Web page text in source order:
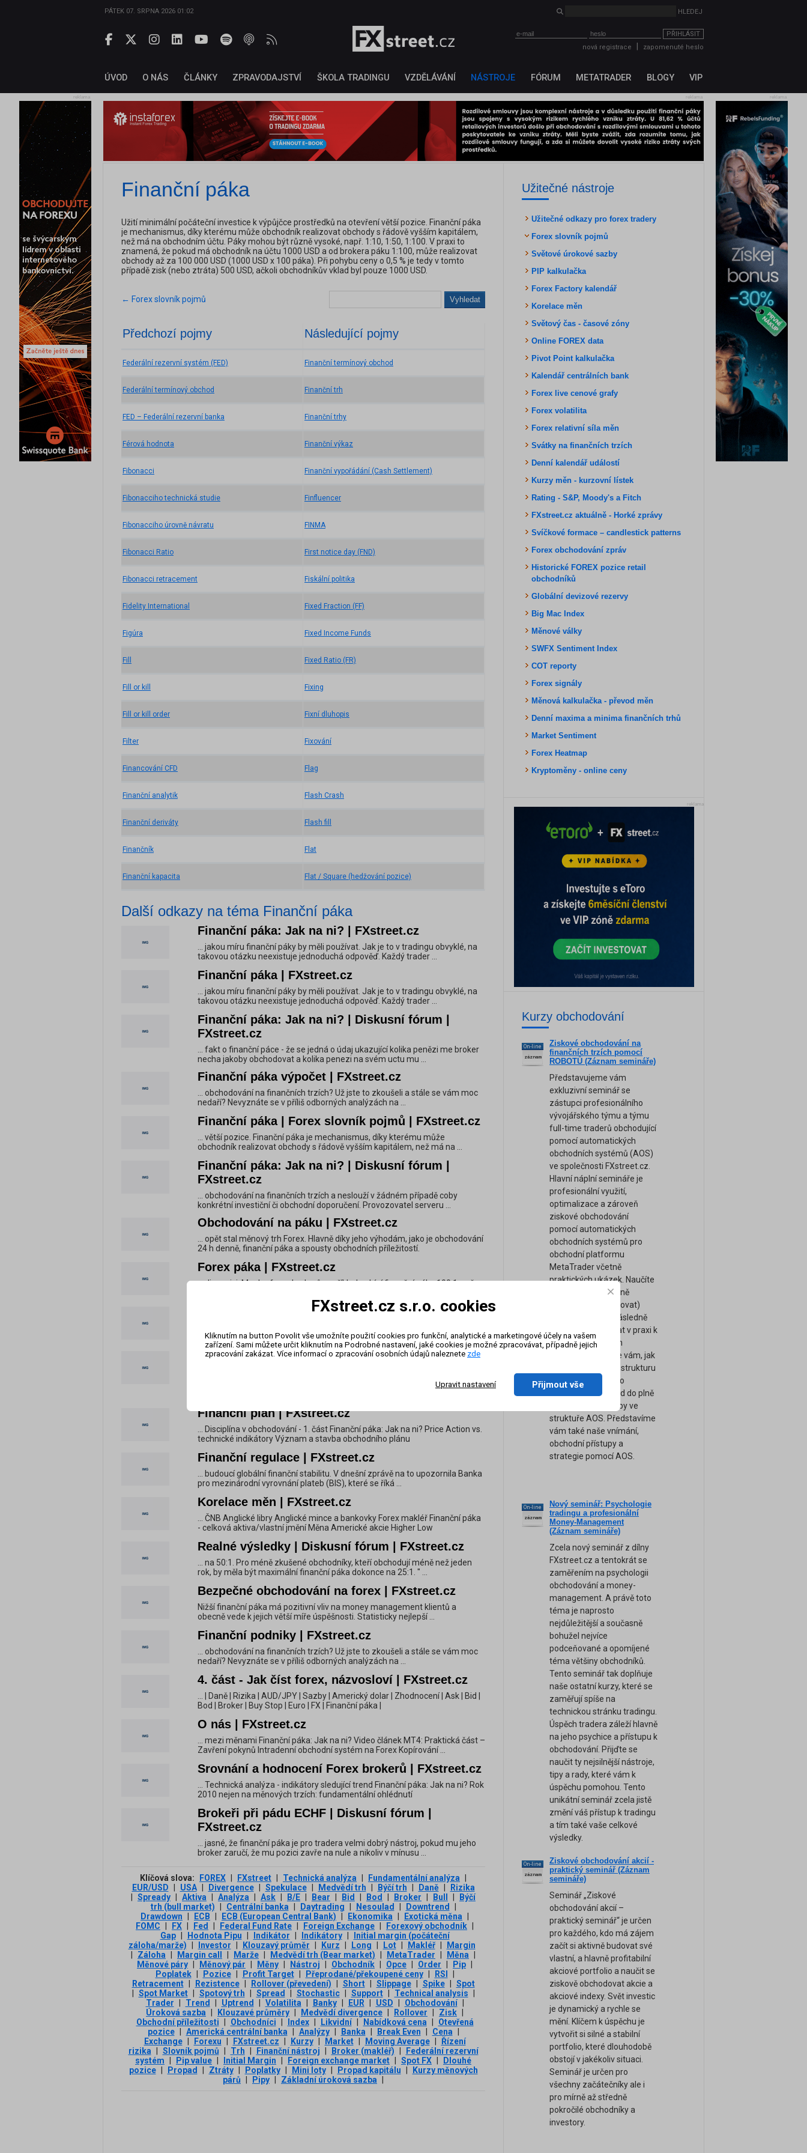
PÁTEK 07. SRPNA 2026 01:02
PŘIHLÁSIT
nová registrace
zapomenuté heslo
ÚVOD O NÁS ČLÁNKY ZPRAVODAJSTVÍ ŠKOLA TRADINGU VZDĚLÁVÁNÍ NÁSTROJE FÓRUM METATRADER BLOGY VIP
reklama reklama
reklama
Finanční páka
Užití minimální počáteční investice k výpůjčce prostředků na otevření větší pozice. Finanční páka
je mechanismus, díky kterému může obchodník realizovat obchody s řádově vyšším kapitálem,
než má na obchodním účtu. Páky mohou být různě vysoké, např. 1:10, 1:50, 1:100. V praxi to
znamená, že pokud má obchodník na účtu 1000 USD a od brokera páku 1:100, může realizovat
obchody až za 100 000 USD (1000 USD x 100 páka). Při pohybu ceny o 0,5 % je tedy v tomto
případě zisk (nebo ztráta) 500 USD, ačkoli obchodníkův vklad byl pouze 1000 USD.
← Forex slovník pojmů Vyhledat
Předchozí pojmy
Federální rezervní systém (FED)
Federální termínový obchod
FED – Federální rezervní banka
Férová hodnota
Fibonacci
Fibonacciho technická studie
Fibonacciho úrovně návratu
Fibonacci Ratio
Fibonacci retracement
Fidelity International
Figúra
Fill
Fill or kill
Fill or kill order
Filter
Financování CFD
Finanční analytik
Finanční deriváty
Finančník
Finanční kapacita
Následující pojmy
Finanční termínový obchod
Finanční trh
Finanční trhy
Finanční výkaz
Finanční vypořádání (Cash Settlement)
Finfluencer
FINMA
First notice day (FND)
Fiskální politika
Fixed Fraction (FF)
Fixed Income Funds
Fixed Ratio (FR)
Fixing
Fixní dluhopis
Fixování
Flag
Flash Crash
Flash fill
Flat
Flat / Square (hedžování pozice)
Další odkazy na téma Finanční páka
Finanční páka: Jak na ni? | FXstreet.cz
... jakou míru finanční páky by měli používat. Jak je to v tradingu obvyklé, na
takovou otázku neexistuje jednoduchá odpověď. Každý trader ...
Finanční páka | FXstreet.cz
... jakou míru finanční páky by měli používat. Jak je to v tradingu obvyklé, na
takovou otázku neexistuje jednoduchá odpověď. Každý trader ...
Finanční páka: Jak na ni? | Diskusní fórum |
FXstreet.cz
... fakt o finanční páce - že se jedná o údaj ukazující kolika penězi me broker
necha jakoby obchodovat a kolika penezi na svém uctu mu ...
Finanční páka výpočet | FXstreet.cz
... obchodování na finančních trzích? Už jste to zkoušeli a stále se vám moc
nedaří? Nevyznáte se v příliš odborných analýzách na ...
Finanční páka | Forex slovník pojmů | FXstreet.cz
... větší pozice. Finanční páka je mechanismus, díky kterému může
obchodník realizovat obchody s řádově vyšším kapitálem, než má na ...
Finanční páka: Jak na ni? | Diskusní fórum |
FXstreet.cz
... obchodování na finančních trzích a neslouží v žádném případě coby
konkrétní investiční či obchodní doporučení. Provozovatel serveru ...
Obchodování na páku | FXstreet.cz
... opět stal měnový trh Forex. Hlavně díky jeho výhodám, jako je obchodování
24 h denně, finanční páka a spousty obchodních příležitostí.
Forex páka | FXstreet.cz
... dispozici. Mnoho forex brokerů například nabízí finanční páku 100:1, což v
Finanční rizika | FXstreet.cz
záležet na časovém intervalu grafu, který sledujete, na tom jakou ...
Cysec nařídil brokerům konec bonusů a omezení
... jakou míru finanční páky by měli používat. Jak je to v tradingu obvyklé, na
Finanční plán | FXstreet.cz
... Disciplína v obchodování - 1. část Finanční páka: Jak na ni? Price Action vs.
technické indikátory Význam a stavba obchodního plánu
Finanční regulace | FXstreet.cz
... budoucí globální finanční stabilitu. V dnešní zprávě na to upozornila Banka
pro mezinárodní vyrovnání plateb (BIS), které se říká ...
Korelace měn | FXstreet.cz
... ČNB Anglické libry Anglické mince a bankovky Forex makléř Finanční páka
- celková aktiva/vlastní jmění Měna Americké akcie Higher Low
Realné výsledky | Diskusní fórum | FXstreet.cz
... na 50:1. Pro méně zkušené obchodníky, kteří obchodují méně než jeden
rok, by měla být maximální finanční páka dokonce na 25:1. " ...
Bezpečné obchodování na forex | FXstreet.cz
Nižší finanční páka má pozitivní vliv na money management klientů a
obecně vede k jejich větší míře úspěšnosti. Statisticky nejlepší ...
Finanční podniky | FXstreet.cz
... obchodování na finančních trzích? Už jste to zkoušeli a stále se vám moc
nedaří? Nevyznáte se v příliš odborných analýzách na ...
4. část - Jak číst forex, názvosloví | FXstreet.cz
... | Daně | Rizika | AUD/JPY | Sazby | Americký dolar | Zhodnocení | Ask | Bid |
Bod | Broker | Buy Stop | Euro | FX | Finanční páka |
O nás | FXstreet.cz
... mezi měnami Finanční páka: Jak na ni? Video článek MT4: Praktická část –
Zavření pokynů Intradenní obchodní systém na Forex Kopírování ...
Srovnání a hodnocení Forex brokerů | FXstreet.cz
... Technická analýza - indikátory sledující trend Finanční páka: Jak na ni? Rok
2010 nejen na měnových trzích: fundamentální ohlédnutí
Brokeři při pádu ECHF | Diskusní fórum |
FXstreet.cz
... jasné, že finanční páka je pro tradera velmi dobrý nástroj, pokud mu jeho
broker zaručí, že mu pozici zavře na nule a nikoliv v mínusu ...
Klíčová slova: FOREX FXstreet Technická analýza Fundamentální analýza
EUR/USD
USA Divergence Spekulace Medvědí trh Býčí trh Daně
Rizika
Spready Aktiva Analýza Ask B/E Bear Bid Bod Broker Bull
Býčí
trh (bull market)
Centrální banka Daytrading Nesoulad Downtrend
Drawdown
ECB ECB (European Central Bank) Ekonomika Exotická měna
FOMC
FX Fed Federal Fund Rate Foreign Exchange Forexový obchodník
Gap
Hodnota Pipu Indikátor Indikátory
Initial margin (počáteční
záloha/marže)
Investor Klouzavý průměr Kurz Long Lot Makléř
Margin
Záloha Margin call Marže Medvědí trh (Bear market) MetaTrader Měna
Měnové páry
Měnový pár Měny Nástroj Obchodník Opce Order Pip
Poplatek
Pozice Profit Target Přeprodané/překoupené ceny RSI
Retracement
Rezistence Rollover (převedení) Short Slippage Spike
Spot
Spot Market Spotový trh Spread Stochastic Support Technical analysis
Trader
Trend Uptrend Volatilita Banky EUR USD Obchodování
Úroková sazba
Klouzavé průměry Medvědí divergence Rollover Zisk
Obchodní příležitosti
Obchodníci Index Likvidní Nabídková cena
Otevřená
pozice
Americká centrální banka Analýzy Banka Break Even Cena
Exchange
Forexu FXstreet.cz Kurzy Market Moving Average
Řízení
rizika
Slovník pojmů Trh Finanční nástroj Broker (makléř)
Federální rezervní
systém
Pip value Initial Margin Foreign exchange market Spot FX
Dlouhé
pozice
Propad Ztráty Poplatky Mini loty Propad kapitálu
Kurzy měnových
párů
Pipy Základní úroková sazba
Užitečné nástroje
Užitečné odkazy pro forex tradery
Forex slovník pojmů
Světové úrokové sazby
PIP kalkulačka
Forex Factory kalendář
Korelace měn
Světový čas - časové zóny
Online FOREX data
Pivot Point kalkulačka
Kalendář centrálních bank
Forex live cenové grafy
Forex volatilita
Forex relativní síla měn
Svátky na finančních trzích
Denní kalendář událostí
Kurzy měn - kurzovní lístek
Rating - S&P, Moody's a Fitch
FXstreet.cz aktuálně - Horké zprávy
Svíčkové formace – candlestick patterns
Forex obchodování zpráv
Historické FOREX pozice retail
obchodníků
Globální devizové rezervy
Big Mac Index
Měnové války
SWFX Sentiment Index
COT reporty
Forex signály
Měnová kalkulačka - převod měn
Denní maxima a minima finančních trhů
Market Sentiment
Forex Heatmap
Kryptoměny - online ceny
reklama
Kurzy obchodování
On-line
záznam
Ziskové obchodování na
finančních trzích pomocí
ROBOTŮ (Záznam semináře)
Představujeme vám
exkluzivní seminář se
zástupci profesionálního
vývojářského týmu a týmu
full-time traderů obchodující
pomocí automatických
obchodních systémů (AOS)
ve společnosti FXstreet.cz.
Hlavní náplní semináře je
profesionální využití,
optimalizace a zároveň
ziskové obchodování
pomocí automatických
obchodních systémů pro
obchodní platformu
MetaTrader včetně
praktických ukázek. Naučíte
se mimo jiné správně
ověřovat (backtestovat)
ziskovost AOS a následně
AOS reálně využívat v praxi k
dosažení ziskových
výsledků. Ukážeme vám, jak
sestavit kompletní strukturu
a logiku obchodního
systému pro převod do plně
automatické podoby ve
struktuře AOS. Představíme
vám také naše vnímání,
obchodní přístupy a
strategie pomocí AOS.
On-line
záznam
Nový seminář: Psychologie
tradingu a profesionální
Money-Management
(Záznam semináře)
Zcela nový seminář z dílny
FXstreet.cz a tentokrát se
zaměřením na psychologii
obchodování a money-
management. A právě toto
téma je naprosto
nejdůležitější a současně
bohužel nejvíce
podceňované a opomíjené
téma většiny obchodníků.
Tento seminář tak doplňuje
naše ostatní kurzy, které se
zaměřují spíše na
technickou stránku tradingu.
Úspěch tradera záleží hlavně
na jeho psychice a přístupu k
obchodování. Přijďte se
naučit ty nejsilnější nástroje,
tipy a rady, které vám k
úspěchu pomohou. Tento
unikátní seminář zcela jistě
změní váš přístup k tradingu
a tím také vaše celkové
výsledky.
On-line
záznam
Ziskové obchodování akcií -
praktický seminář (Záznam
semináře)
Seminář „Ziskové
obchodování akcií –
praktický seminář“ je určen
pro každého, kdo má zájem
začít si aktivně budovat své
vlastní, a hlavně profitabilní
akciové portfolio a naučit se
ziskově obchodovat akcie a
akciové indexy. Svět investic
je dynamický a rychle se
mění. Klíčem k úspěchu je
vytvořit si silné a stabilní
portfolio, které dlouhodobě
obstojí v jakékoliv situaci.
Seminář je určen pro
všechny začátečníky ale i
pro mírně až středně
pokročilé obchodníky a
investory.
FXstreet.cz s.r.o. cookies
Kliknutím na button Povolit vše umožníte použití cookies pro funkční, analytické a marketingové účely na vašem
zařízení. Sami můžete určit kliknutím na Podrobné nastavení, jaké cookies je možné zpracovávat, případně jejich
zpracování zakázat. Více informací o zpracování osobních údajů naleznete zde
Upravit nastavení Přijmout vše